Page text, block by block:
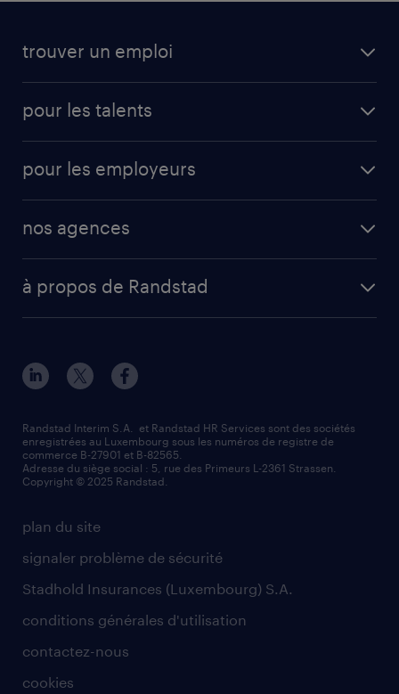
trouver un emploi
pour les talents
pour les employeurs
nos agences
à propos de Randstad
plan du site
signaler problème de sécurité
Stadhold Insurances (Luxembourg) S.A.
conditions générales d'utilisation
contactez-nous
cookies
Randstad Interim S.A. et Randstad HR Services sont des sociétés
enregistrées au Luxembourg sous les numéros de registre de
commerce B-27901 et B-82565.
Adresse du siège social : 5, rue des Primeurs L-2361 Strassen.
Copyright © 2025 Randstad.